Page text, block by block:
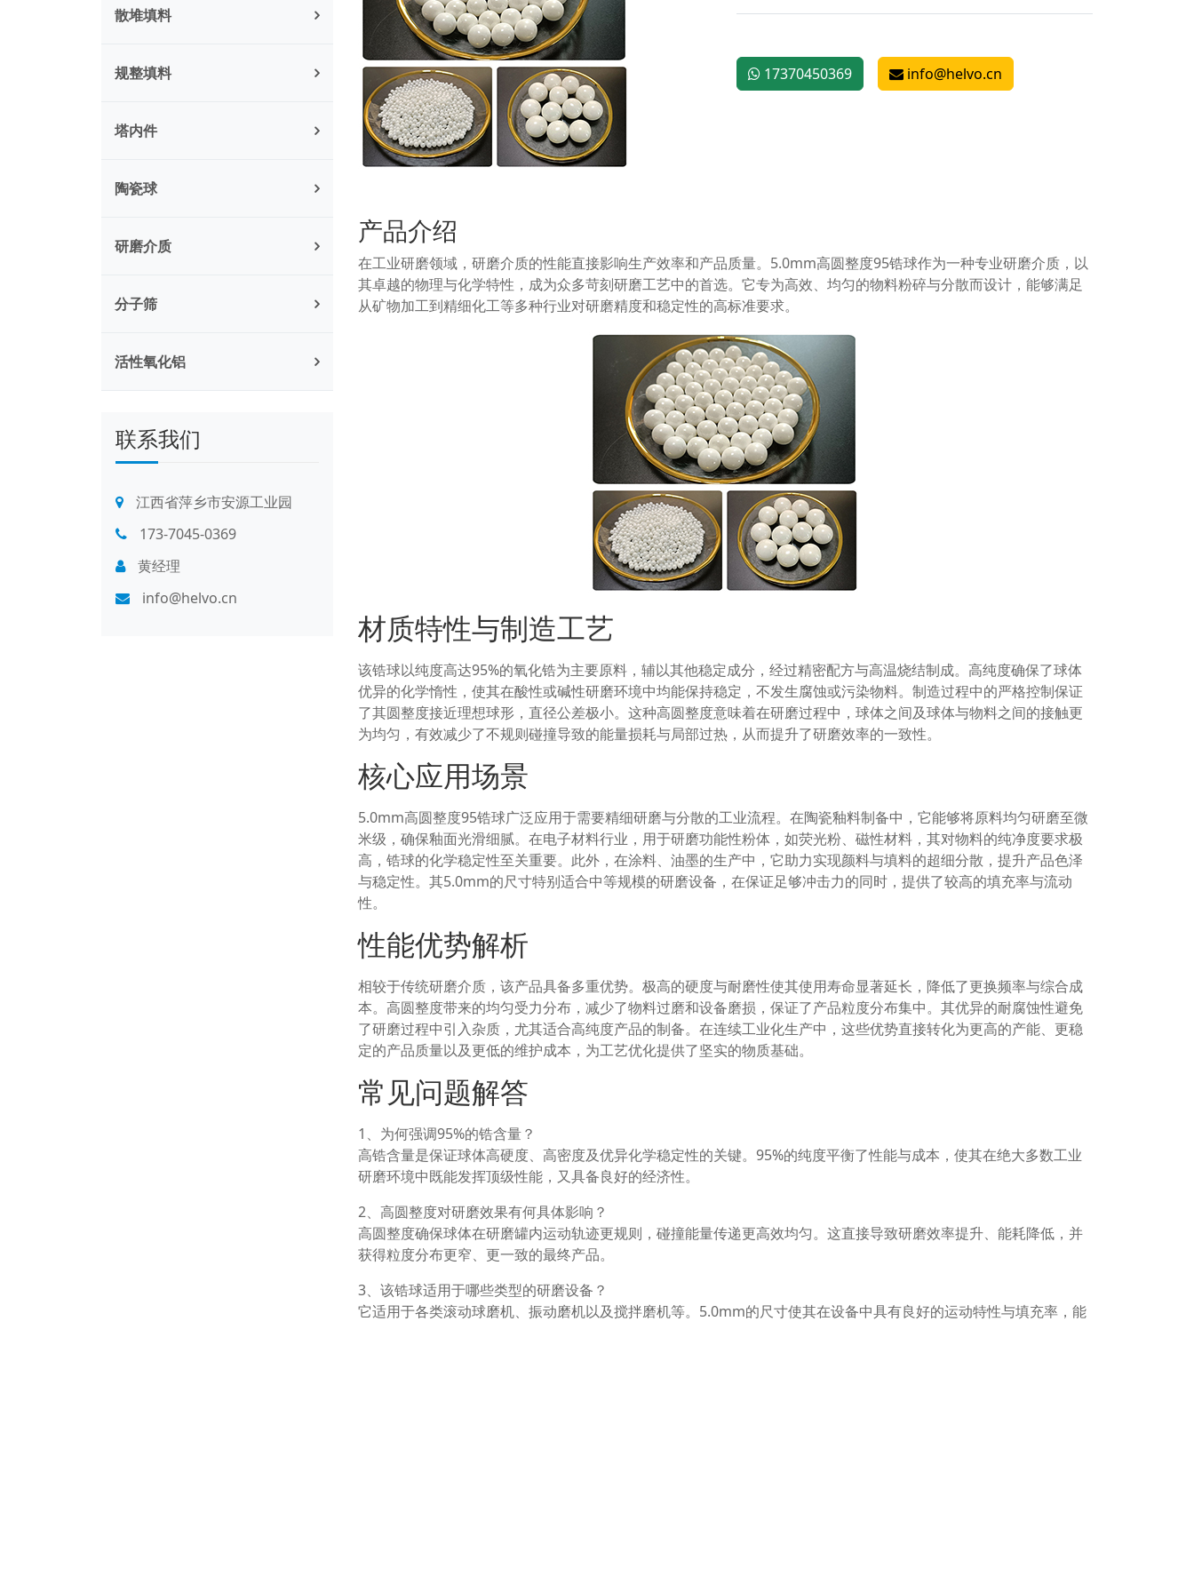
散堆填料
规整填料
塔内件
陶瓷球
研磨介质
分子筛
活性氧化铝
联系我们
江西省萍乡市安源工业园
173-7045-0369
黄经理
info@helvo.cn
17370450369 info@helvo.cn
产品介绍
在工业研磨领域，研磨介质的性能直接影响生产效率和产品质量。5.0mm高圆整度95锆球作为一种专业研磨介质，以
其卓越的物理与化学特性，成为众多苛刻研磨工艺中的首选。它专为高效、均匀的物料粉碎与分散而设计，能够满足
从矿物加工到精细化工等多种行业对研磨精度和稳定性的高标准要求。
材质特性与制造工艺
该锆球以纯度高达95%的氧化锆为主要原料，辅以其他稳定成分，经过精密配方与高温烧结制成。高纯度确保了球体
优异的化学惰性，使其在酸性或碱性研磨环境中均能保持稳定，不发生腐蚀或污染物料。制造过程中的严格控制保证
了其圆整度接近理想球形，直径公差极小。这种高圆整度意味着在研磨过程中，球体之间及球体与物料之间的接触更
为均匀，有效减少了不规则碰撞导致的能量损耗与局部过热，从而提升了研磨效率的一致性。
核心应用场景
5.0mm高圆整度95锆球广泛应用于需要精细研磨与分散的工业流程。在陶瓷釉料制备中，它能够将原料均匀研磨至微
米级，确保釉面光滑细腻。在电子材料行业，用于研磨功能性粉体，如荧光粉、磁性材料，其对物料的纯净度要求极
高，锆球的化学稳定性至关重要。此外，在涂料、油墨的生产中，它助力实现颜料与填料的超细分散，提升产品色泽
与稳定性。其5.0mm的尺寸特别适合中等规模的研磨设备，在保证足够冲击力的同时，提供了较高的填充率与流动
性。
性能优势解析
相较于传统研磨介质，该产品具备多重优势。极高的硬度与耐磨性使其使用寿命显著延长，降低了更换频率与综合成
本。高圆整度带来的均匀受力分布，减少了物料过磨和设备磨损，保证了产品粒度分布集中。其优异的耐腐蚀性避免
了研磨过程中引入杂质，尤其适合高纯度产品的制备。在连续工业化生产中，这些优势直接转化为更高的产能、更稳
定的产品质量以及更低的维护成本，为工艺优化提供了坚实的物质基础。
常见问题解答
1、为何强调95%的锆含量？
高锆含量是保证球体高硬度、高密度及优异化学稳定性的关键。95%的纯度平衡了性能与成本，使其在绝大多数工业
研磨环境中既能发挥顶级性能，又具备良好的经济性。
2、高圆整度对研磨效果有何具体影响？
高圆整度确保球体在研磨罐内运动轨迹更规则，碰撞能量传递更高效均匀。这直接导致研磨效率提升、能耗降低，并
获得粒度分布更窄、更一致的最终产品。
3、该锆球适用于哪些类型的研磨设备？
它适用于各类滚动球磨机、振动磨机以及搅拌磨机等。5.0mm的尺寸使其在设备中具有良好的运动特性与填充率，能